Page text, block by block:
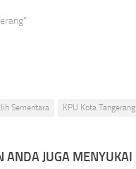
Sementara KPU Kota Tangerang
ANDA JUGA MENYUKAI